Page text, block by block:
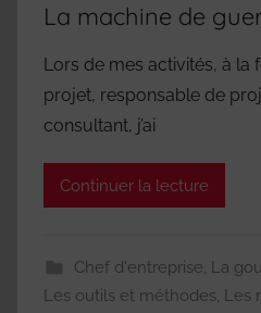
La machine de
Lors de mes activités, à la
projet, responsable de
consultant, j’ai
Continuer la lecture
Chef d'entreprise, La
Les outils et méthodes, Les